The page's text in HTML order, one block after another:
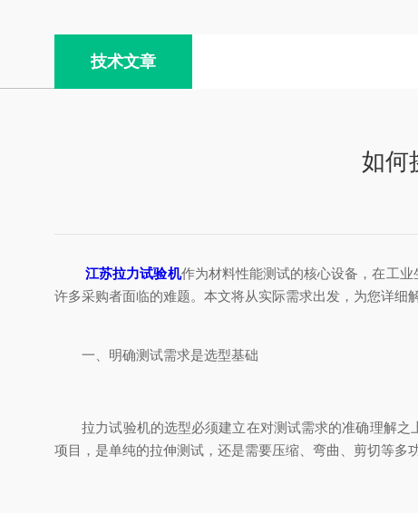
技术文章
如何
江苏拉力试验机作为材料性能测试的核心设备，在工
许多采购者面临的难题。本文将从实际需求出发，为您详细
一、明确测试需求是选型基础
拉力试验机的选型必须建立在对测试需求的准确理解之
项目，是单纯的拉伸测试，还是需要压缩、弯曲、剪切等多